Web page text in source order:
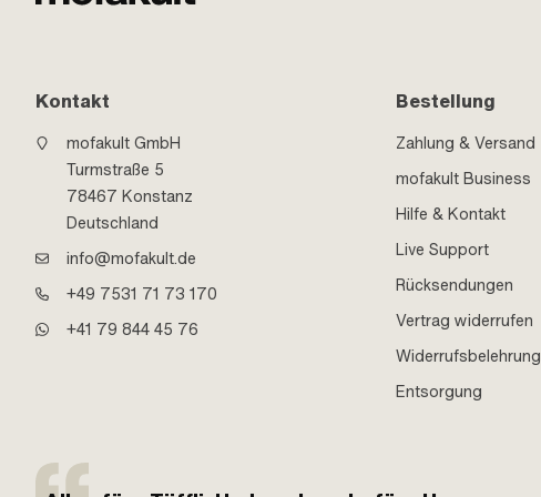
Kontakt
mofakult GmbH
Turmstraße 5
78467 Konstanz
Deutschland
info@mofakult.de
+49 7531 71 73 170
+41 79 844 45 76
Bestellung
Zahlung & Versand
mofakult Business
Hilfe & Kontakt
Live Support
Rücksendungen
Vertrag widerrufen
Widerrufsbelehrung
Entsorgung